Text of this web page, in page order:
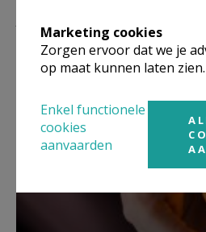
Marketing cookies
Zorgen ervoor dat we je
op maat kunnen laten zien.
Enkel functionele
cookies
aanvaarden